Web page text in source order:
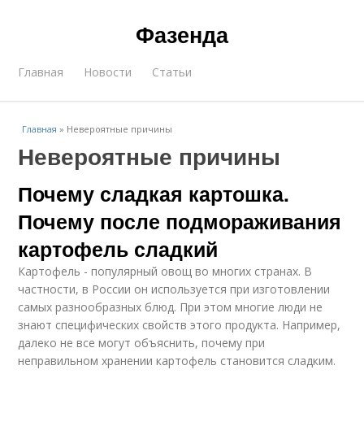
Фазенда
Главная Новости Статьи
Главная » Невероятные причины
Невероятные причины
Почему сладкая картошка.
Почему после подмораживания
картофель сладкий
Картофель - популярный овощ во многих странах. В
частности, в России он используется при изготовлении
самых разнообразных блюд. При этом многие люди не
знают специфических свойств этого продукта. Например,
далеко не все могут объяснить, почему при
неправильном хранении картофель становится сладким.